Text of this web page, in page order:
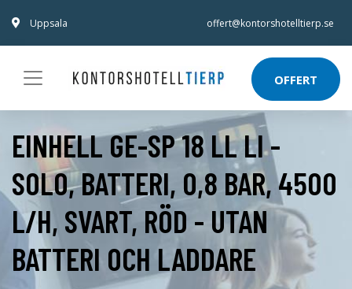
Uppsala offert@kontorshotelltierp.se
OFFERT
EINHELL GE-SP 18 LL LI -
SOLO, BATTERI, 0,8 BAR, 4500
L/H, SVART, RÖD - UTAN
BATTERI OCH LADDARE